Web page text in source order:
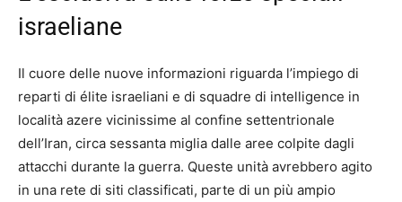
israeliane
Il cuore delle nuove informazioni riguarda l’impiego di
reparti di élite israeliani e di squadre di intelligence in
località azere vicinissime al confine settentrionale
dell’Iran, circa sessanta miglia dalle aree colpite dagli
attacchi durante la guerra. Queste unità avrebbero agito
in una rete di siti classificati, parte di un più ampio